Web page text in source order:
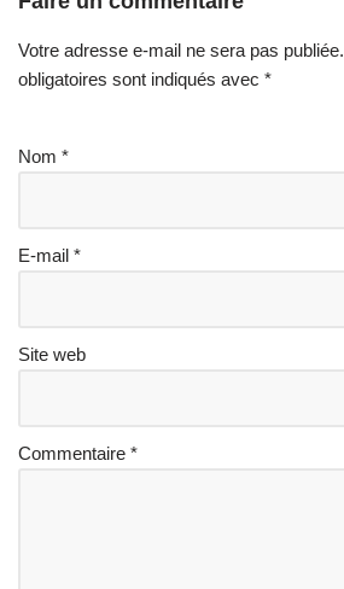
Votre adresse e-mail ne sera pas publiée.
obligatoires sont indiqués avec *
Nom *
E-mail *
Site web
Commentaire *